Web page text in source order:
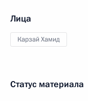
Лица
Карзай Хамид
Статус материала